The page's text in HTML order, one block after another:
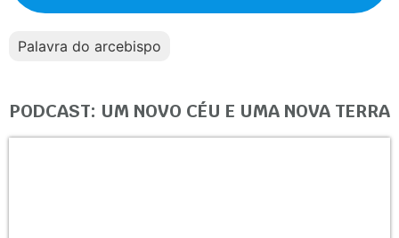
Palavra do arcebispo
PODCAST: UM NOVO CÉU E UMA NOVA TERRA